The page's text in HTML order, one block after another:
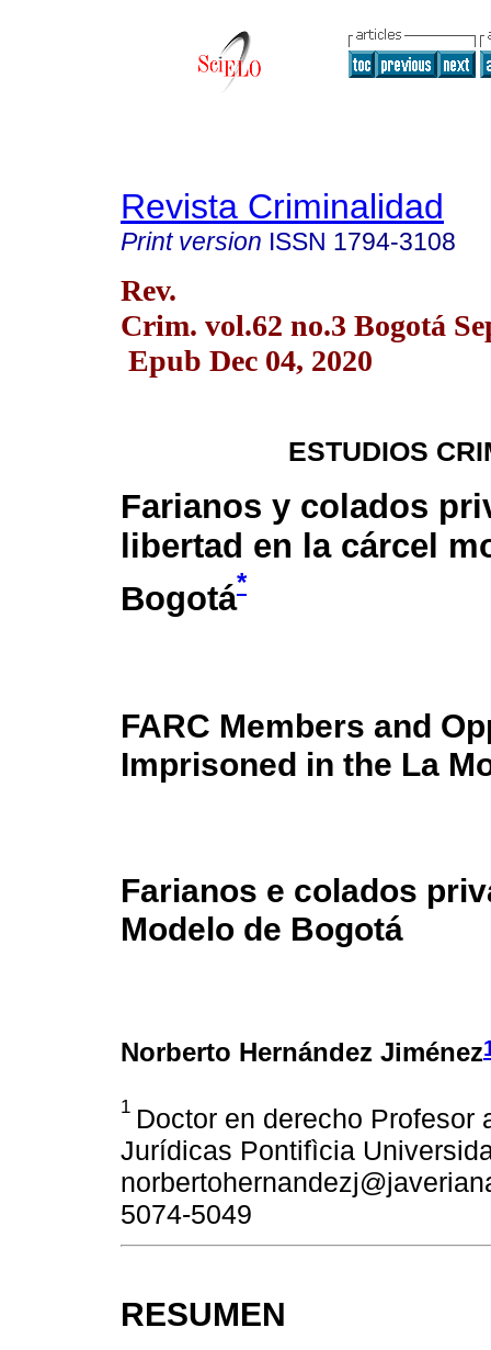
Revista Criminalidad
Print version ISSN 1794-3108
Rev.
Crim. vol.62 no.3 Bogotá
Epub Dec 04, 2020
ESTUDIOS
Farianos y colados
libertad en la cárcel
Bogotá*
FARC Members and
Imprisoned in the La
Farianos e colados
Modelo de Bogotá
Norberto Hernández Jiménez
1 Doctor en derecho
Jurídicas Pontifìcia
5074-5049
RESUMEN